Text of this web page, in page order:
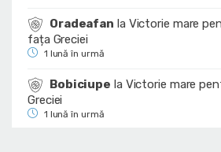
Oradeafan la Victorie mare
fața Greciei
1 lună în urmă
Bobiciupe la Victorie mare
Greciei
1 lună în urmă